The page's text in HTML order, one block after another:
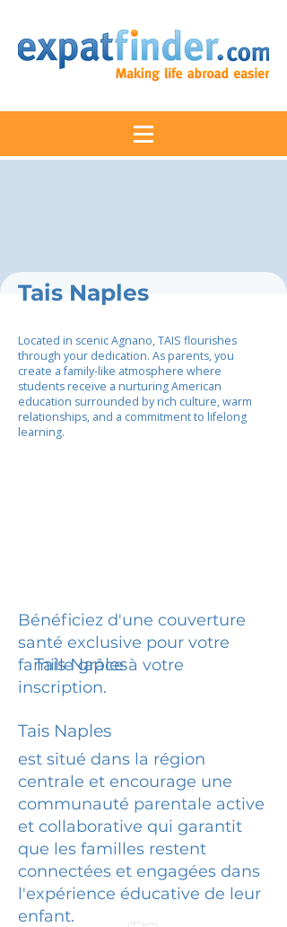
Tais Naples
Located in scenic Agnano, TAIS flourishes
through your dedication. As parents, you
create a family-like atmosphere where
students receive a nurturing American
education surrounded by rich culture, warm
relationships, and a commitment to lifelong
learning.
Bénéficiez d'une couverture
santé exclusive pour votre
famille grâce à votre
inscription.
Tais Naples
Tais Naples
est situé dans la région
centrale et encourage une
communauté parentale active
et collaborative qui garantit
que les familles restent
connectées et engagées dans
l'expérience éducative de leur
enfant.